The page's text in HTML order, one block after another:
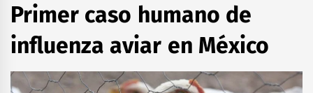
Primer caso humano de
influenza aviar en México